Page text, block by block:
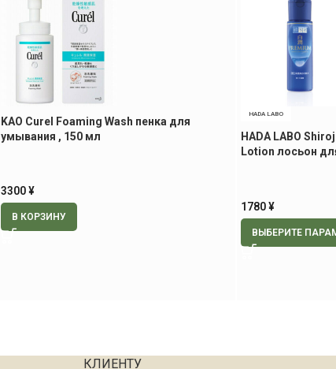
KAO Curel Foaming Wash пенка для
умывания , 150 мл
3300¥
В КОРЗИНУ
HADA LABO
HADA LABO
Lotion лосьон
1780¥
ВЫБЕРИТЕ
КЛИЕНТУ